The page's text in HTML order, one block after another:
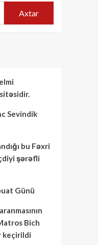
Axtar
Sevindik
bu Fəxri
şərəfli
Günü
Bich
keçirildi